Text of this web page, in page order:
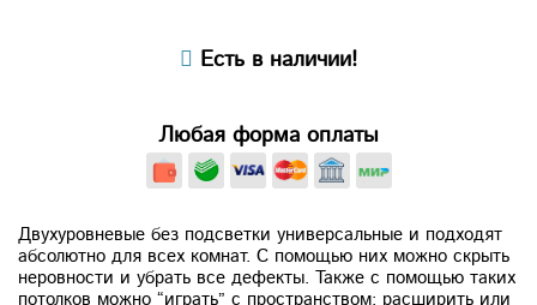
Есть в наличии!
Любая форма оплаты
Двухуровневые без подсветки универсальные и подходят
абсолютно для всех комнат. С помощью них можно скрыть
неровности и убрать все дефекты. Также с помощью таких